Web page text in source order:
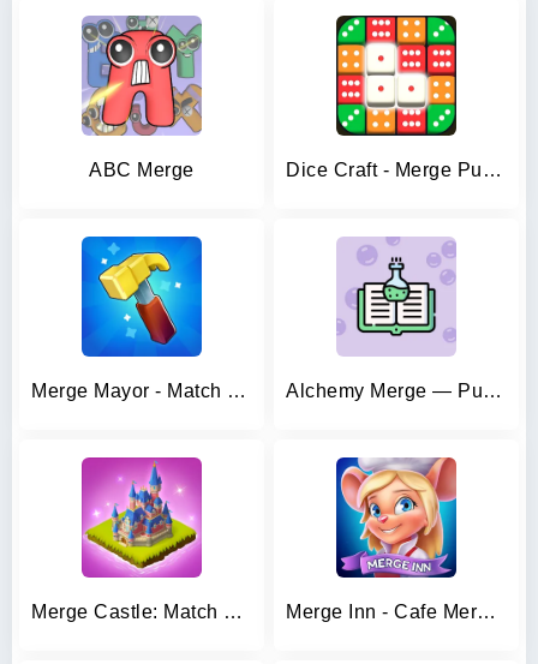
ABC Merge Dice Craft - Merge Puzzle
Merge Mayor - Match Puzzle Alchemy Merge — Puzzle Game
Merge Castle: Match 3 Puzzle Merge Inn - Cafe Merge Game